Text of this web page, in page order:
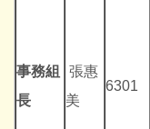
事務組
長
張惠
美
6301